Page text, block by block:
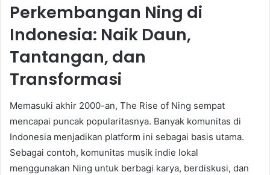
Perkembangan Ning di
Indonesia: Naik Daun,
Tantangan, dan
Transformasi
Memasuki akhir 2000-an, The Rise of Ning sempat
mencapai puncak popularitasnya. Banyak komunitas di
Indonesia menjadikan platform ini sebagai basis utama.
Sebagai contoh, komunitas musik indie lokal
menggunakan Ning untuk berbagi karya, berdiskusi, dan